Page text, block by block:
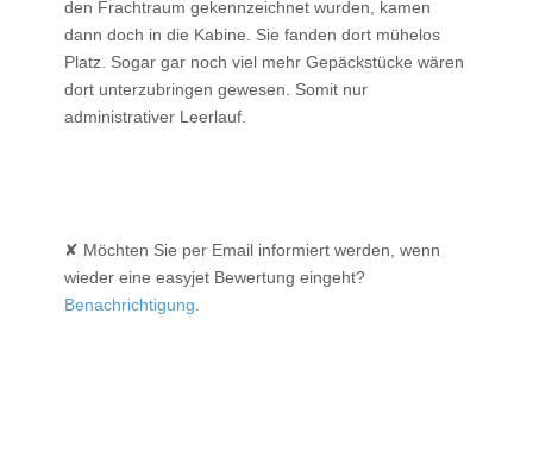
den Frachtraum gekennzeichnet wurden, kamen
dann doch in die Kabine. Sie fanden dort mühelos
Platz. Sogar gar noch viel mehr Gepäckstücke wären
dort unterzubringen gewesen. Somit nur
administrativer Leerlauf.
✘ Möchten Sie per Email informiert werden, wenn
wieder eine easyjet Bewertung eingeht?
Benachrichtigung